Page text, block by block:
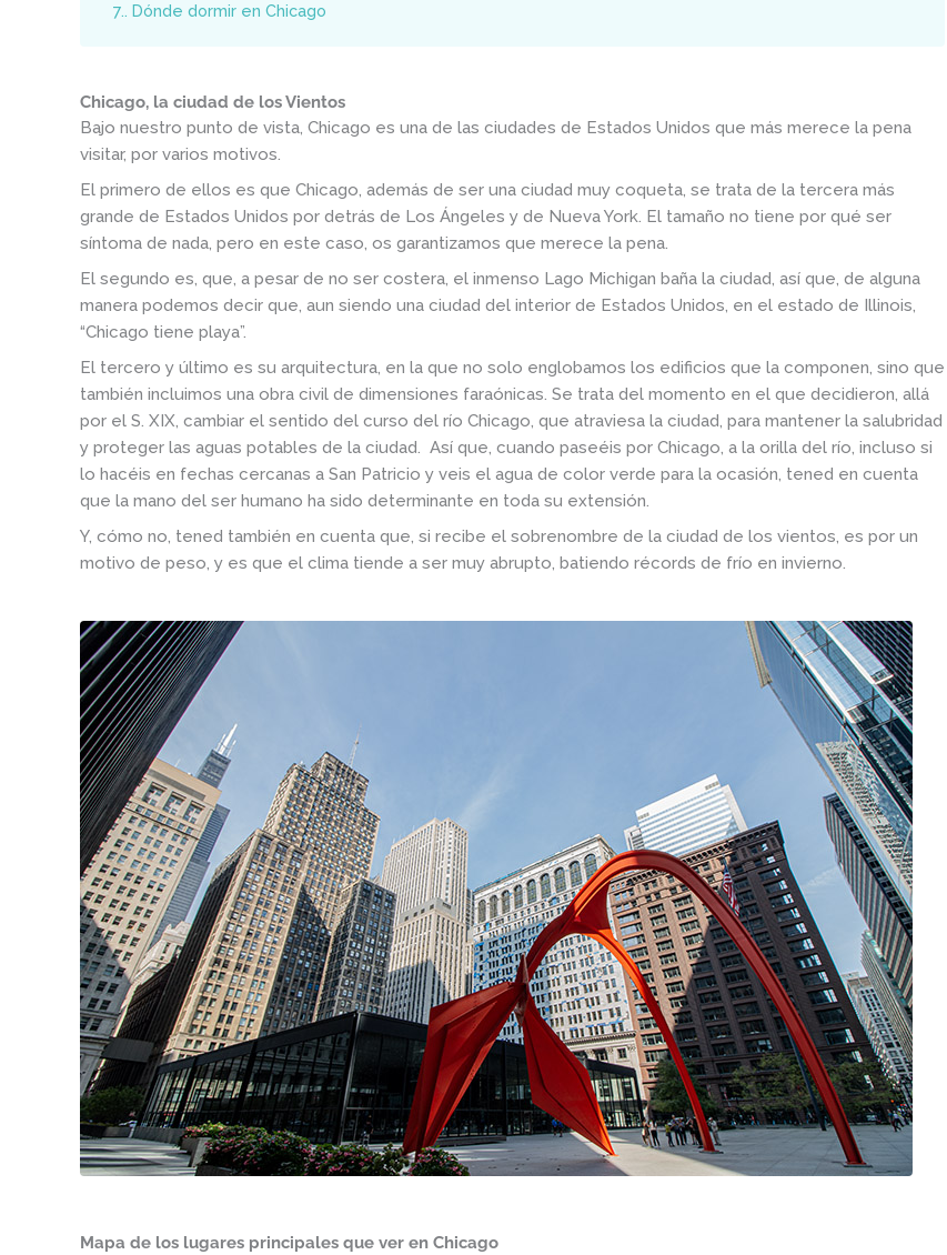
7.
Dónde dormir en Chicago
Chicago, la ciudad de los Vientos
Bajo nuestro punto de vista, Chicago es una de las ciudades de Estados Unidos que más merece la pena
visitar, por varios motivos.
El primero de ellos es que Chicago, además de ser una ciudad muy coqueta, se trata de la tercera más
grande de Estados Unidos por detrás de Los Ángeles y de Nueva York. El tamaño no tiene por qué ser
síntoma de nada, pero en este caso, os garantizamos que merece la pena.
El segundo es, que, a pesar de no ser costera, el inmenso Lago Michigan baña la ciudad, así que, de alguna
manera podemos decir que, aun siendo una ciudad del interior de Estados Unidos, en el estado de Illinois,
“Chicago tiene playa”.
El tercero y último es su arquitectura, en la que no solo englobamos los edificios que la componen, sino que
también incluimos una obra civil de dimensiones faraónicas. Se trata del momento en el que decidieron, allá
por el S. XIX, cambiar el sentido del curso del río Chicago, que atraviesa la ciudad, para mantener la salubridad
y proteger las aguas potables de la ciudad. Así que, cuando paseéis por Chicago, a la orilla del río, incluso si
lo hacéis en fechas cercanas a San Patricio y veis el agua de color verde para la ocasión, tened en cuenta
que la mano del ser humano ha sido determinante en toda su extensión.
Y, cómo no, tened también en cuenta que, si recibe el sobrenombre de la ciudad de los vientos, es por un
motivo de peso, y es que el clima tiende a ser muy abrupto, batiendo récords de frío en invierno.
Mapa de los lugares principales que ver en Chicago